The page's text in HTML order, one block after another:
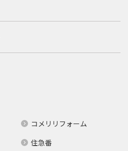
コメリリフォーム
住急番